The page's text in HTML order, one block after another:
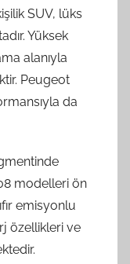
SUV, lüks
Yüksek
alanıyla
Peugeot
da
modelleri ön
emisyonlu
özellikleri ve